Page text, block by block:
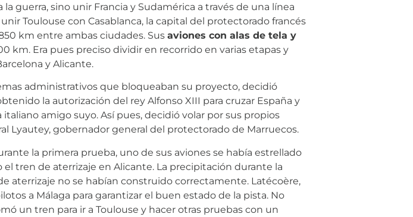
guerra, sino unir Francia y Sudamérica a través de una línea
Toulouse con Casablanca, la capital del protectorado francés
km entre ambas ciudades. Sus aviones con alas de tela y
km. Era pues preciso dividir en recorrido en varias etapas y
y Alicante.
administrativos que bloqueaban su proyecto, decidió
la autorización del rey Alfonso XIII para cruzar España y
amigo suyo. Así pues, decidió volar por sus propios
Lyautey, gobernador general del protectorado de Marruecos.
la primera prueba, uno de sus aviones se había estrellado
tren de aterrizaje en Alicante. La precipitación durante la
aterrizaje no se habían construido correctamente. Latécoère,
a Málaga para garantizar el buen estado de la pista. No
un tren para ir a Toulouse y hacer otras pruebas con un